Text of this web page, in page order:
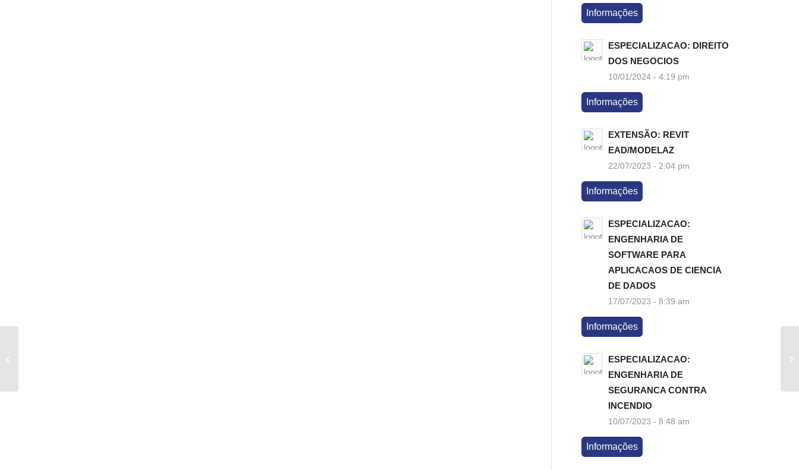
Informações
ESPECIALIZACAO: DIREITO
DOS NEGOCIOS
10/01/2024 - 4:19 pm
Informações
EXTENSÃO: REVIT
EAD/MODELAZ
22/07/2023 - 2:04 pm
Informações
ESPECIALIZACAO:
ENGENHARIA DE
SOFTWARE PARA
APLICACAOS DE CIENCIA
DE DADOS
17/07/2023 - 8:39 am
Informações
ESPECIALIZACAO:
ENGENHARIA DE
SEGURANCA CONTRA
INCENDIO
10/07/2023 - 8:48 am
Informações